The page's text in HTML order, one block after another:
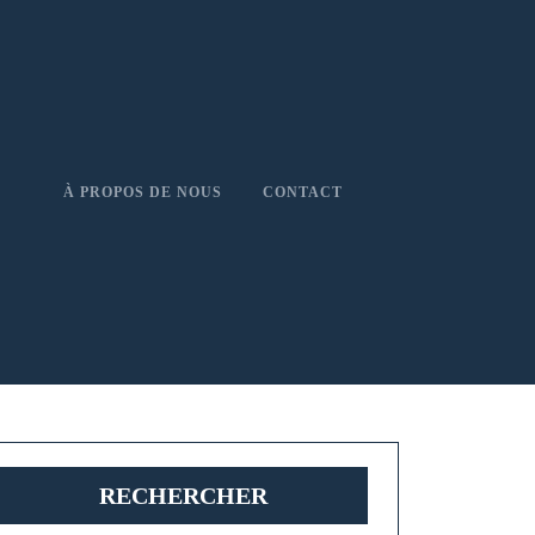
À PROPOS DE NOUS CONTACT
RECHERCHER